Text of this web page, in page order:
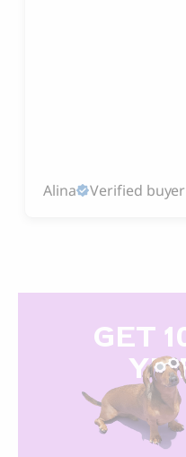
Alina Verified buyer
GET
YR